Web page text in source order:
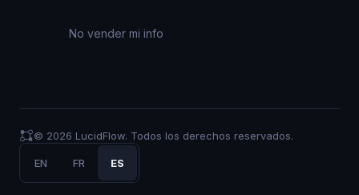
No vender mi info
© 2026 LucidFlow. Todos los derechos reservados.
EN FR ES